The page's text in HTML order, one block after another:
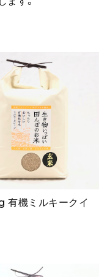
有機ミルキークイ